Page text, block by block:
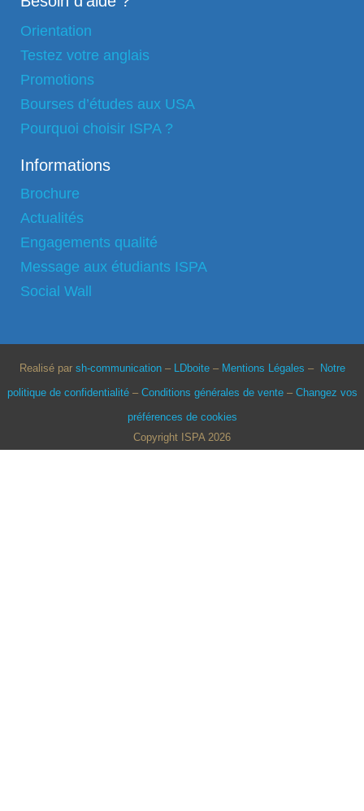
Orientation
Testez votre anglais
Promotions
Bourses d’études aux USA
Pourquoi choisir ISPA ?
Informations
Brochure
Actualités
Engagements qualité
Message aux étudiants ISPA
Social Wall
Realisé par sh-communication– LDboite– Mentions Légales – Notre
politique de confidentialité– Conditions générales de vente– Changez vos
préférences de cookies
Copyright ISPA 2026